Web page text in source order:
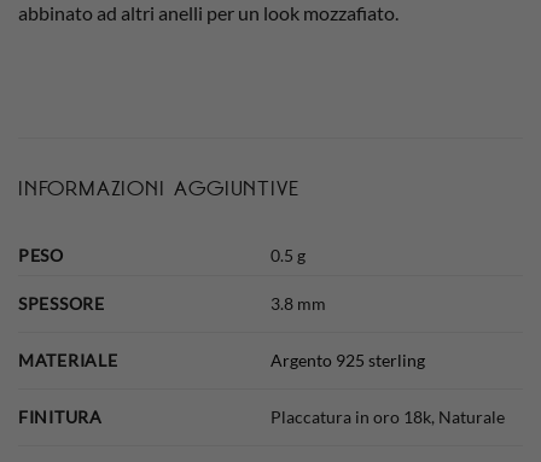
abbinato ad altri anelli per un look mozzafiato.
INFORMAZIONI AGGIUNTIVE
PESO 0.5 g
SPESSORE 3.8 mm
MATERIALE Argento 925 sterling
FINITURA Placcatura in oro 18k, Naturale